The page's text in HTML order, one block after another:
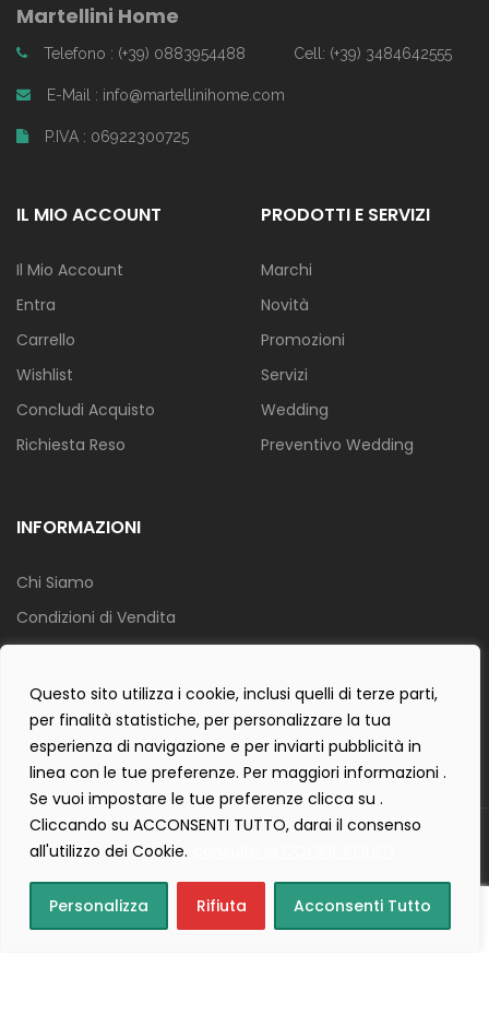
Questo sito utilizza i cookie, inclusi quelli di terze parti,
per finalità statistiche, per personalizzare la tua
esperienza di navigazione e per inviarti pubblicità in
linea con le tue preferenze. Per maggiori informazioni .
Se vuoi impostare le tue preferenze clicca su .
Cliccando su ACCONSENTI TUTTO, darai il consenso
all'utilizzo dei Cookie.
Personalizza Rifiuta Acconsenti Tutto
Martellini Home
Telefono : (+39) 0883954488 Cell: (+39) 3484642555
E-Mail : info@martellinihome.com
P.IVA : 06922300725
IL MIO ACCOUNT
Il Mio Account
Entra
Carrello
Wishlist
Concludi Acquisto
Richiesta Reso
PRODOTTI E SERVIZI
Marchi
Novità
Promozioni
Servizi
Wedding
Preventivo Wedding
INFORMAZIONI
Chi Siamo
Condizioni di Vendita
Info Spedizione
Privacy Policy
Cookie Policy
Contact Form Policy
Tecnostudio di Martellini Nicoletta
Creartlab.it
Home Cart(0) Wishlist(0) Login